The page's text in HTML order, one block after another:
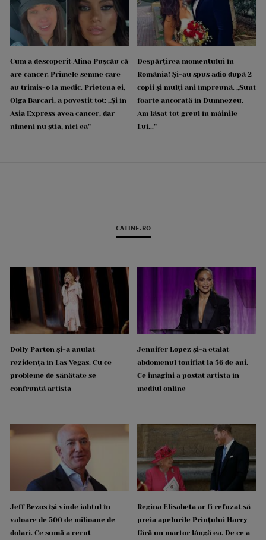
Cum a descoperit Alina Pușcău că
are cancer. Primele semne care
au trimis-o la medic. Prietena ei,
Olga Barcari, a povestit tot: „Și în
Asia Express avea cancer, dar
nimeni nu știa, nici ea”
Despărțirea momentului în
România! Și-au spus adio după 2
copii și mulți ani împreună. „Sunt
foarte ancorată în Dumnezeu.
Am lăsat tot greul în mâinile
Lui...”
CATINE.RO
Dolly Parton și-a anulat
rezidența în Las Vegas. Cu ce
probleme de sănătate se
confruntă artista
Jennifer Lopez și-a etalat
abdomenul tonifiat la 56 de ani.
Ce imagini a postat artista în
mediul online
Jeff Bezos își vinde iahtul în
valoare de 500 de milioane de
dolari. Ce sumă a cerut
Regina Elisabeta ar fi refuzat să
preia apelurile Prințului Harry
fără un martor lângă ea. De ce a